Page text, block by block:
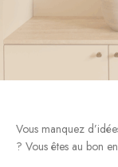
Vous manquez
? Vous êtes au bon